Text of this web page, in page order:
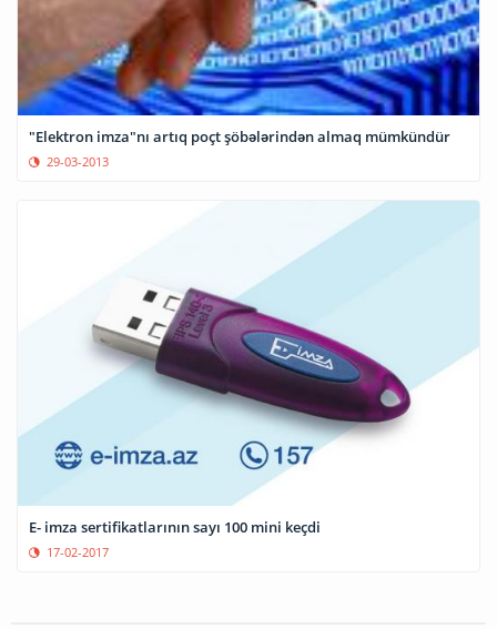
"Elektron imza"nı artıq poçt şöbələrindən almaq mümkündür
29-03-2013
E- imza sertifikatlarının sayı 100 mini keçdi
17-02-2017